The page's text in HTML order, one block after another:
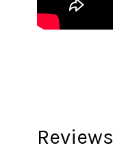
Reviews